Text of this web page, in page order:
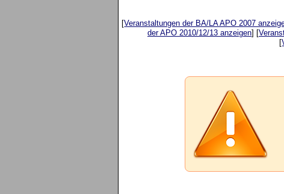
[Veranstaltungen der BA/LA APO 2007
der APO 2010/12/13 anzeigen] [
[